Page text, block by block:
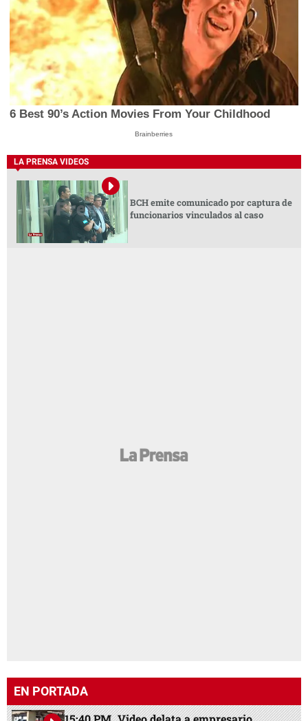
6 Best 90’s Action Movies From Your Childhood
Brainberries
LA PRENSA VIDEOS
BCH emite comunicado por captura de
funcionarios vinculados al caso
EN PORTADA